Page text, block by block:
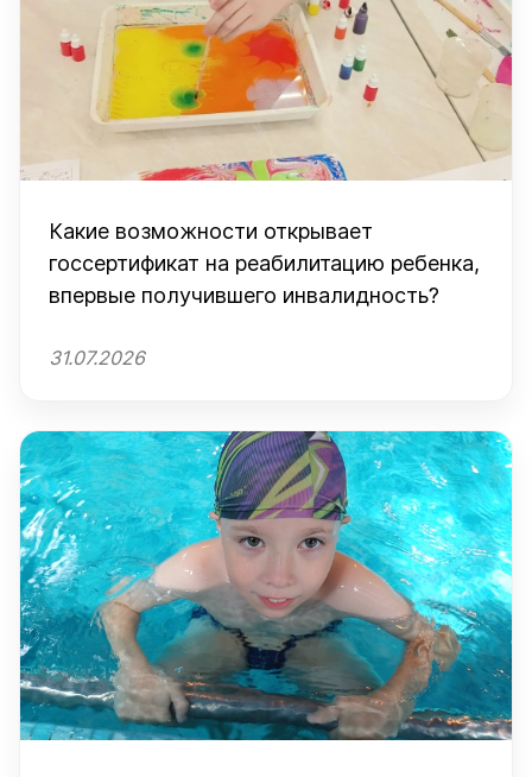
Какие возможности открывает
госсертификат на реабилитацию ребенка,
впервые получившего инвалидность?
31.07.2026